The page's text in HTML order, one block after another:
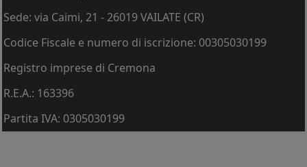
Sede: via Caimi, 21 - 26019 VAILATE (CR)
Codice Fiscale e numero di iscrizione: 00305030199
Registro imprese di Cremona
R.E.A.: 163396
Partita IVA: 0305030199